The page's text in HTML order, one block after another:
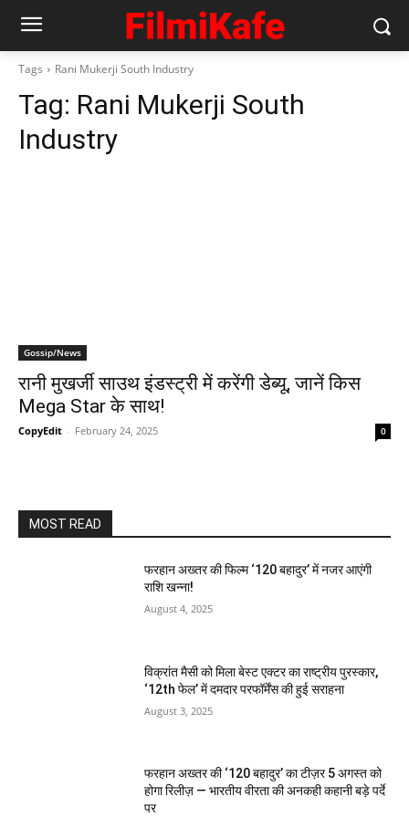
Tags Rani Mukerji South Industry
Tag: Rani Mukerji South
Industry
Gossip/News
रानी मुखर्जी साउथ इंडस्ट्री में करेंगी डेब्यू, जानें किस
Mega Star के साथ!
CopyEdit - February 24, 2025 0
MOST READ
फरहान अख्तर की फिल्म ‘120 बहादुर’ में नजर आएंगी
राशि खन्ना!
August 4, 2025
विक्रांत मैसी को मिला बेस्ट एक्टर का राष्ट्रीय पुरस्कार,
‘12th फेल’ में दमदार परफॉर्मेंस की हुई सराहना
August 3, 2025
फरहान अख्तर की ‘120 बहादुर’ का टीज़र 5 अगस्त को
होगा रिलीज़ — भारतीय वीरता की अनकही कहानी बड़े पर्दे
पर